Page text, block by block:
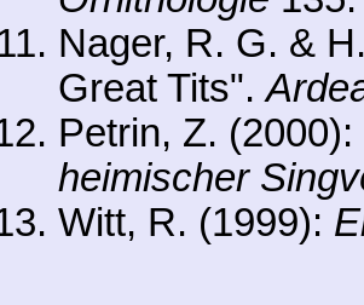
Nager, R. G. &
Great Tits".
Petrin, Z. (2000):
heimischer
Witt, R. (1999):